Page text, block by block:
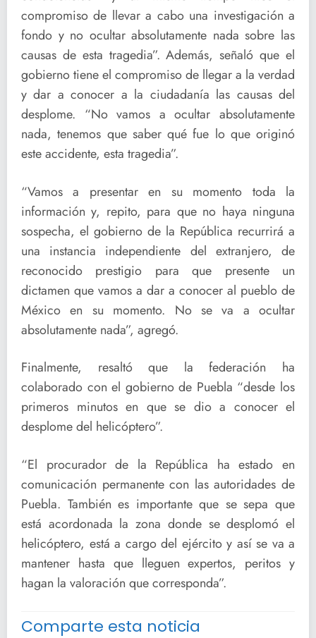
compromiso de llevar a cabo una investigación a
fondo y no ocultar absolutamente nada sobre las
causas de esta tragedia”. Además, señaló que el
gobierno tiene el compromiso de llegar a la verdad
y dar a conocer a la ciudadanía las causas del
desplome. “No vamos a ocultar absolutamente
nada, tenemos que saber qué fue lo que originó
este accidente, esta tragedia”.
“Vamos a presentar en su momento toda la
información y, repito, para que no haya ninguna
sospecha, el gobierno de la República recurrirá a
una instancia independiente del extranjero, de
reconocido prestigio para que presente un
dictamen que vamos a dar a conocer al pueblo de
México en su momento. No se va a ocultar
absolutamente nada”, agregó.
Finalmente, resaltó que la federación ha
colaborado con el gobierno de Puebla “desde los
primeros minutos en que se dio a conocer el
desplome del helicóptero”.
“El procurador de la República ha estado en
comunicación permanente con las autoridades de
Puebla. También es importante que se sepa que
está acordonada la zona donde se desplomó el
helicóptero, está a cargo del ejército y así se va a
mantener hasta que lleguen expertos, peritos y
hagan la valoración que corresponda”.
Comparte esta noticia